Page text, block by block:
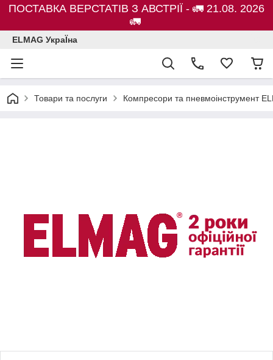
ПОСТАВКА ВЕРСТАТІВ З АВСТРІЇ - 🚛 21.08. 2026
🚛
ELMAG УкраЇна
Товари та послуги Компресори та пневмоінструмент